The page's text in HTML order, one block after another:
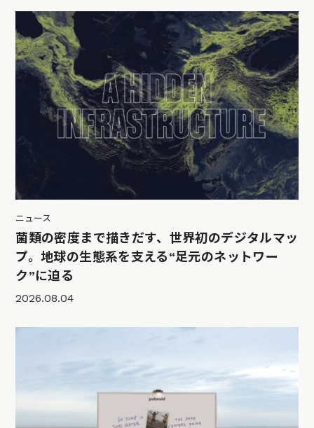
ニュース
菌類の密度まで描きだす、世界初のデジタルマッ
プ。地球の生態系を支える“足元のネットワー
ク”に迫る
2026.08.04